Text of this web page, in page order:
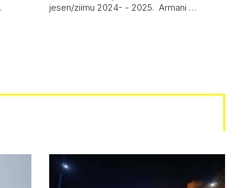
jesen/ziimu 2024- - 2025. Armani …